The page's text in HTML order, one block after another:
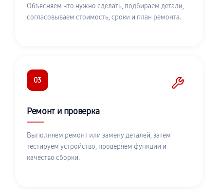
Объясняем что нужно сделать, подбираем детали,
согласовываем стоимость, сроки и план ремонта.
03
Ремонт и проверка
Выполняем ремонт или замену деталей, затем
тестируем устройство, проверяем функции и
качество сборки.